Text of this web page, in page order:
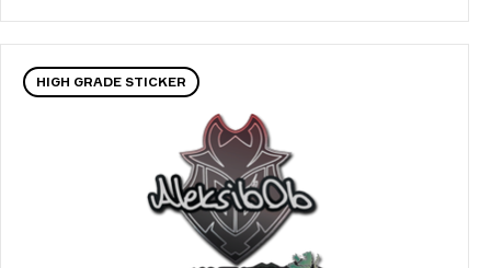
HIGH GRADE STICKER